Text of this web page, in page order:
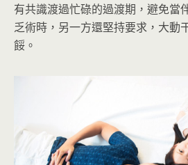
有共識渡過忙碌的過渡期，避免當
乏術時，另一方還堅持要求，大動
餒。